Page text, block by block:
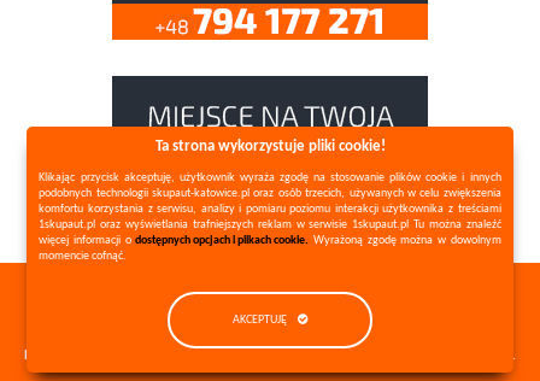
Copyright © 2026 All Rights Reserved |
Polityka prywatności
Mapa strony
dkstrony.pl | Tworzenie stron www • Serwis stron www • Usługi SEO.
Ta strona wykorzystuje pliki cookie!
Klikając przycisk akceptuję, użytkownik wyraża zgodę na stosowanie plików cookie i innych
podobnych technologii skupaut-katowice.pl oraz osób trzecich, używanych w celu zwiększenia
komfortu korzystania z serwisu, analizy i pomiaru poziomu interakcji użytkownika z treściami
1skupaut.pl oraz wyświetlania trafniejszych reklam w serwisie 1skupaut.pl Tu można znaleźć
więcej informacji odostępnych opcjach i plikach cookie. Wyrażoną zgodę można w dowolnym
momencie cofnąć.
AKCEPTUJĘ